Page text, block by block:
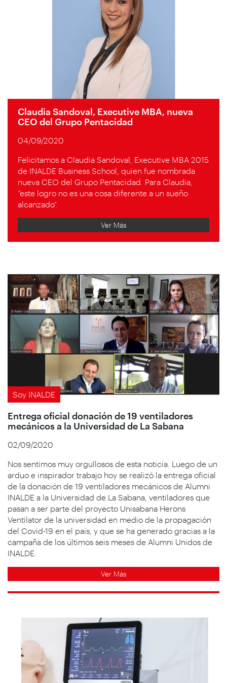
Claudia Sandoval, Executive MBA, nueva
CEO del Grupo Pentacidad
04/09/2020
Felicitamos a Claudia Sandoval, Executive MBA 2015
de INALDE Business School, quien fue nombrada
nueva CEO del Grupo Pentacidad. Para Claudia,
“este logro no es una cosa diferente a un sueño
alcanzado".
Ver Más
Soy INALDE
Entrega oficial donación de 19 ventiladores
mecánicos a la Universidad de La Sabana
02/09/2020
Nos sentimos muy orgullosos de esta noticia. Luego de un
arduo e inspirador trabajo hoy se realizó la entrega oficial
de la donación de 19 ventiladores mecánicos de Alumni
INALDE a la Universidad de La Sabana, ventiladores que
pasan a ser parte del proyecto Unisabana Herons
Ventilator de la universidad en medio de la propagación
del Covid-19 en el país, y que se ha generado gracias a la
campaña de los últimos seis meses de Alumni Unidos de
INALDE.
Ver Más